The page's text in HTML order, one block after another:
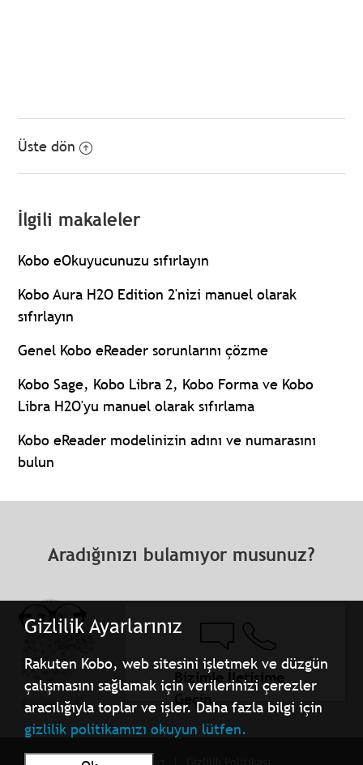
Gizlilik Ayarlarınız
Rakuten Kobo, web sitesini işletmek ve düzgün
çalışmasını sağlamak için verilerinizi çerezler
aracılığıyla toplar ve işler. Daha fazla bilgi için
gizlilik politikamızı okuyun lütfen.
Üste dön
İlgili makaleler
Kobo eOkuyucunuzu sıfırlayın
Kobo Aura H2O Edition 2'nizi manuel olarak
sıfırlayın
Genel Kobo eReader sorunlarını çözme
Kobo Sage, Kobo Libra 2, Kobo Forma ve Kobo
Libra H2O'yu manuel olarak sıfırlama
Kobo eReader modelinizin adını ve numarasını
bulun
Aradığınızı bulamıyor musunuz?
Bizimle İletişime
Geçin
Kullanım Şartları